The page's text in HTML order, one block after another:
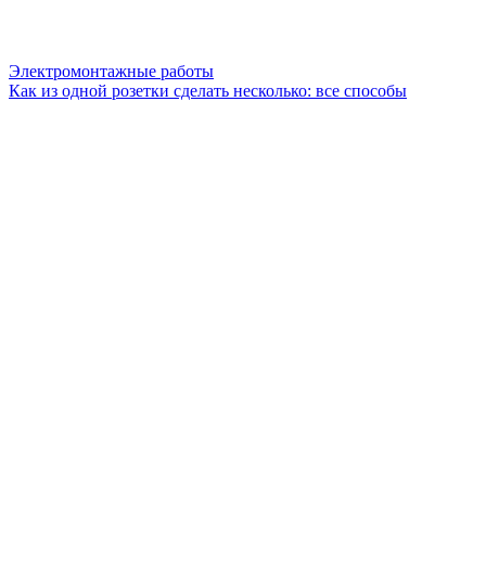
Электромонтажные работы
Как из одной розетки сделать несколько: все способы